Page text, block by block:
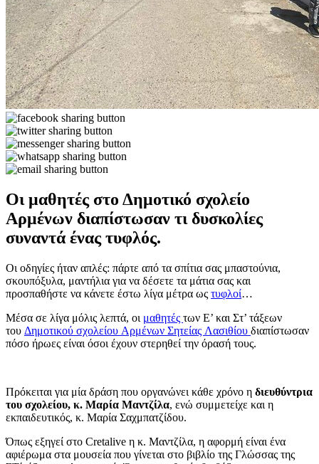
Οι μαθητές στο Δημοτικό σχολείο
Αρμένων διαπίστωσαν τι δυσκολίες
συναντά ένας τυφλός.
Οι οδηγίες ήταν απλές: πάρτε από τα σπίτια σας μπαστούνια,
σκουπόξυλα, μαντήλια για να δέσετε τα μάτια σας και
προσπαθήστε να κάνετε έστω λίγα μέτρα ως τυφλοί…
Μέσα σε λίγα μόλις λεπτά, οι μαθητές των Ε’ και Στ’ τάξεων
του Δημοτικού σχολείου Αρμένων Σητείας Λασιθίου διαπίστωσαν
πόσο ήρωες είναι όσοι έχουν στερηθεί την όρασή τους.
Πρόκειται για μία δράση που οργανώνει κάθε χρόνο η διευθύντρια
του σχολείου, κ. Μαρία Μαντζίλα, ενώ συμμετείχε και η
εκπαιδευτικός, κ. Μαρία Σαχμπατζίδου.
Όπως εξηγεί στο Cretalive η κ. Μαντζίλα, η αφορμή είναι ένα
αφιέρωμα στα μουσεία που γίνεται στο βιβλίο της Γλώσσας της